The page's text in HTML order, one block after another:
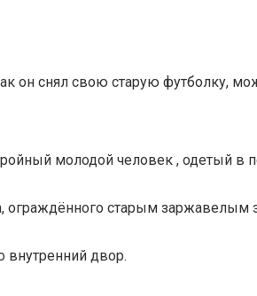
он снял свою старую футболку,
молодой человек , одетый в
ограждённого старым заржавелым
двор.